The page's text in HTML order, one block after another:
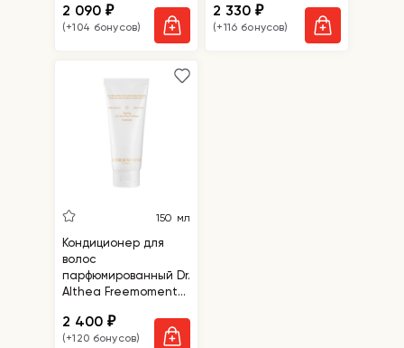
2 090₽
(+104 бонусов)
2 330₽
(+116 бонусов)
150 мл
Кондиционер для
волос
парфюмированный Dr.
Althea Freemoment
Perfume Treatment
02 Fig Fog
2 400₽
(+120 бонусов)